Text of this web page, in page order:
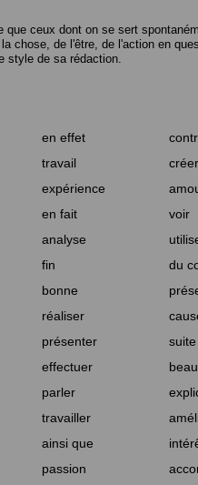
ceux dont on se sert
chose, de l'être, de l'action en
style de sa rédaction.
en effet
travail
créer
expérience
en fait
voir
analyse
fin
du
bonne
réaliser
présenter
suite
effectuer
beau
parler
travailler
ainsi que
passion